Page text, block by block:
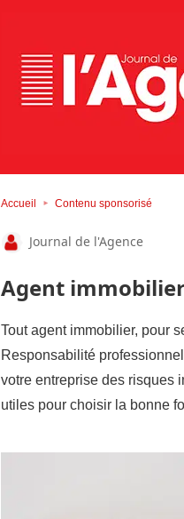
Accueil Contenu sponsorisé
Journal de l'Agence
Agent immobilier
Tout agent immobilier, pour
Responsabilité
votre entreprise des risques
utiles pour choisir la bonne